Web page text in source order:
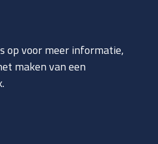
op voor meer informatie,
maken van een